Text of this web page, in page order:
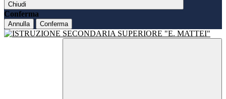
Chiudi
Conferma
Annulla Conferma